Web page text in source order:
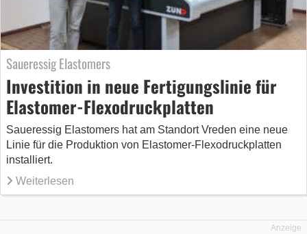
Saueressig Elastomers
Investition in neue Fertigungslinie für
Elastomer-Flexodruckplatten
Saueressig Elastomers hat am Standort Vreden eine neue
Linie für die Produktion von Elastomer-Flexodruckplatten
installiert.
Weiterlesen
Anzeige